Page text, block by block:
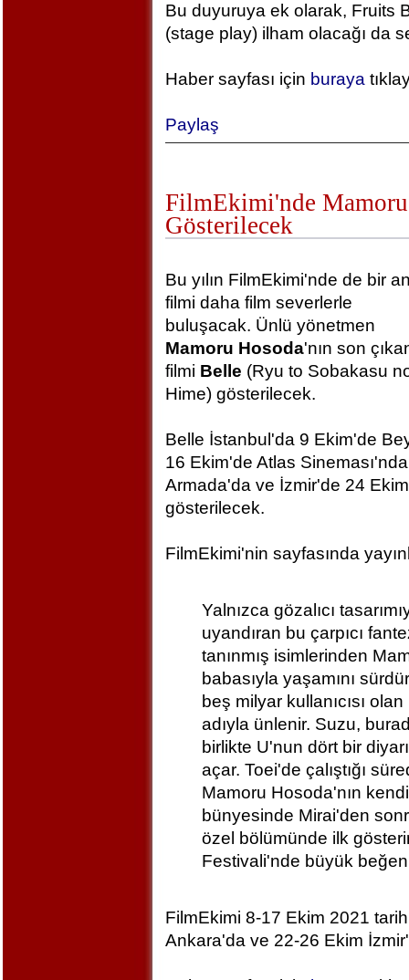
Bu duyuruya ek olarak, Fruits
(stage play) ilham olacağı da
Haber sayfası için buraya
Paylaş
FilmEkimi'nde
Gösterilecek
Bu yılın FilmEkimi'nde de bir
filmi daha film severlerle
buluşacak. Ünlü yönetmen
Mamoru Hosoda'nın son
filmi Belle (Ryu to Sobakasu
Hime) gösterilecek.
Belle İstanbul'da 9 Ekim'de
16 Ekim'de Atlas
Armada'da ve İzmir'de 24
gösterilecek.
FilmEkimi'nin sayfasında
Yalnızca gözalıcı
uyandıran bu çarpıcı
tanınmış isimlerinden
babasıyla yaşamını
beş milyar kullanıcısı
adıyla ünlenir. Suzu,
birlikte U'nun dört bir
açar. Toei'de çalıştığı
Mamoru Hosoda'nın
bünyesinde Mirai'den
özel bölümünde ilk
Festivali'nde büyük
FilmEkimi 8-17 Ekim 2021
Ankara'da ve 22-26 Ekim